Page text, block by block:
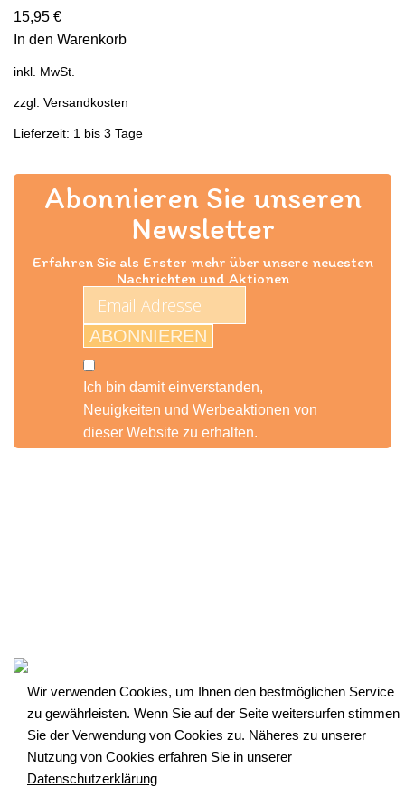
15,95 €
In den Warenkorb
inkl. MwSt.
zzgl. Versandkosten
Lieferzeit: 1 bis 3 Tage
Abonnieren Sie unseren
Newsletter
Erfahren Sie als Erster mehr über unsere neuesten
Nachrichten und Aktionen
ABONNIEREN
Ich bin damit einverstanden,
Neuigkeiten und Werbeaktionen von
dieser Website zu erhalten.
Wir verwenden Cookies, um Ihnen den bestmöglichen Service
zu gewährleisten. Wenn Sie auf der Seite weitersurfen stimmen
Sie der Verwendung von Cookies zu. Näheres zu unserer
Nutzung von Cookies erfahren Sie in unserer
Datenschutzerklärung